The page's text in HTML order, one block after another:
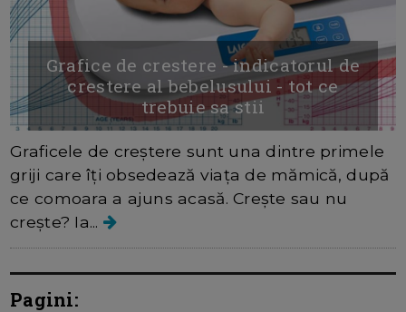
Grafice de crestere - indicatorul de
crestere al bebelusului - tot ce
trebuie sa stii
Graficele de creștere sunt una dintre primele
griji care îți obsedează viața de mămică, după
ce comoara a ajuns acasă. Crește sau nu
crește? Ia...
Pagini: